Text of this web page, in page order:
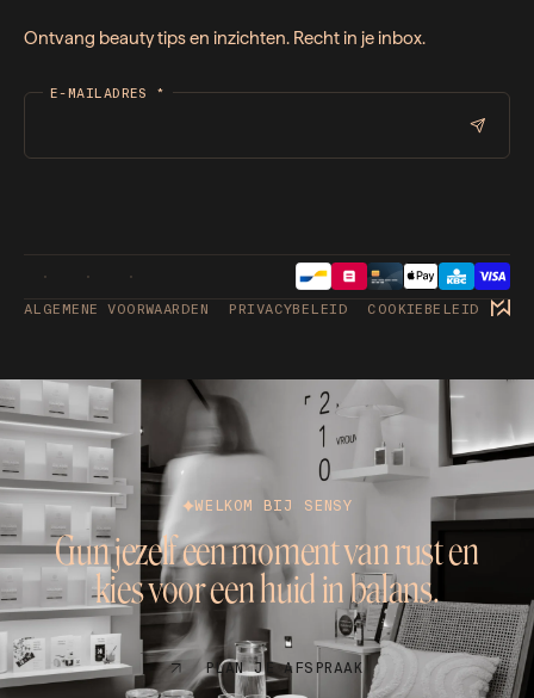
Ontvang beauty tips en inzichten. Recht in je inbox.
E-MAILADRES *
ALGEMENE VOORWAARDEN PRIVACYBELEID COOKIEBELEID
WELKOM BIJ SENSY
Gun jezelf een moment van rust en
kies voor een huid in balans.
PLAN JE AFSPRAAK